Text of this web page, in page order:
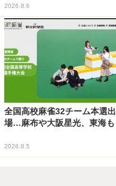
2026.8.6
全国高校麻雀32チーム本選出
場…麻布や大阪星光、東海も
2026.8.5